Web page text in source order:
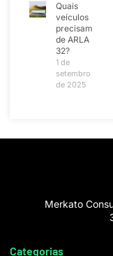
Quais
veículos
precisam
de ARLA
32?
1 de
setembro
de 2025
Merkato
Categorias